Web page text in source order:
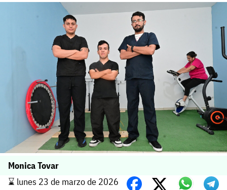
Monica Tovar
⌛️ lunes 23 de marzo de 2026